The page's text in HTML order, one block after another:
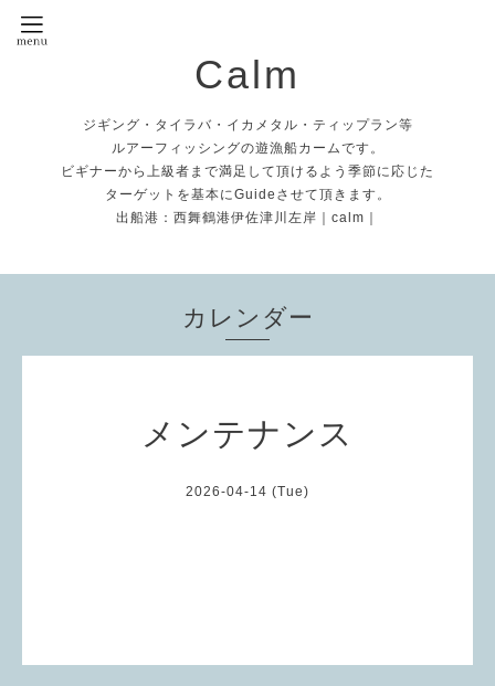
Calm
ジギング・タイラバ・イカメタル・ティップラン等
ルアーフィッシングの遊漁船カームです。
ビギナーから上級者まで満足して頂けるよう季節に応じた
ターゲットを基本にGuideさせて頂きます。
出船港：西舞鶴港伊佐津川左岸｜calm｜
カレンダー
メンテナンス
2026-04-14 (Tue)